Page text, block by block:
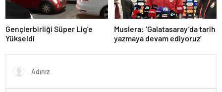
Gençlerbirliği Süper Lig’e
Yükseldi
Muslera: ‘Galatasaray’da tarih
yazmaya devam ediyoruz’